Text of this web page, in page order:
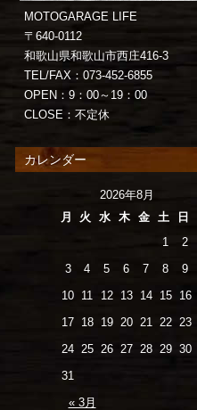
MOTOGARAGE LIFE
〒640-0112
和歌山県和歌山市西庄416-3
TEL/FAX：073-452-6855
OPEN：9：00～19：00
CLOSE：不定休
カレンダー
2026年8月
月
火 水 木 金 土 日
« 3月
1
2
3
4 5 6 7 8
9
10 11 12 13 14 15
16
17 18 19 20 21 22 23
24 25 26 27 28 29 30
31